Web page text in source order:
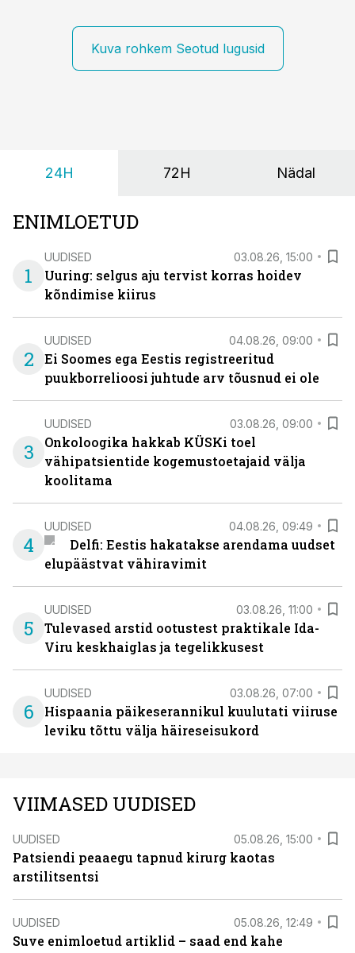
Kuva rohkem Seotud lugusid
24H 72H Nädal
ENIMLOETUD
1
UUDISED 03.08.26, 15:00
Uuring: selgus aju tervist korras hoidev
kõndimise kiirus
2
UUDISED 04.08.26, 09:00
Ei Soomes ega Eestis registreeritud
puukborrelioosi juhtude arv tõusnud ei ole
3
UUDISED 03.08.26, 09:00
Onkoloogika hakkab KÜSKi toel
vähipatsientide kogemustoetajaid välja
koolitama
4
UUDISED 04.08.26, 09:49
Delfi: Eestis hakatakse arendama uudset
elupäästvat vähiravimit
5
UUDISED 03.08.26, 11:00
Tulevased arstid ootustest praktikale Ida-
Viru keskhaiglas ja tegelikkusest
6
UUDISED 03.08.26, 07:00
Hispaania päikeserannikul kuulutati viiruse
leviku tõttu välja häireseisukord
VIIMASED UUDISED
UUDISED 05.08.26, 15:00
Patsiendi peaaegu tapnud kirurg kaotas
arstilitsentsi
UUDISED 05.08.26, 12:49
Suve enimloetud artiklid – saad end kahe